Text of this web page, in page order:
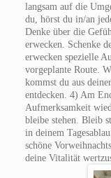
langsam auf die
du, hörst du in/an
Denke über die
erwecken. Schenke
erwecken spezielle
vorgeplante Route.
kommst du aus
entdecken. 4) Am
Aufmerksamkeit
bleibe stehen. Bleib
in deinem
schöne
deine Vitalität